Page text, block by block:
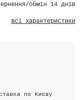
обмін 14 днів
всі характеристики
по Києву